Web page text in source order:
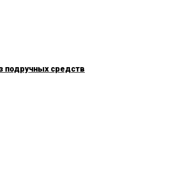
подручных средств